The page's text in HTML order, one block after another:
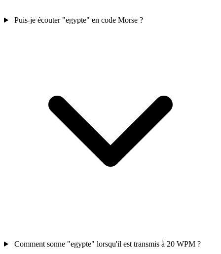
Puis-je écouter "egypte" en code Morse ?
Comment sonne "egypte" lorsqu'il est transmis à 20 WPM ?